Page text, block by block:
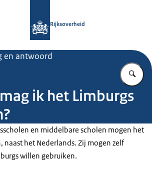
Rijksoverheid
en antwoord
ik het Limburgs
en middelbare scholen mogen het
naast het Nederlands. Zij mogen zelf
willen gebruiken.